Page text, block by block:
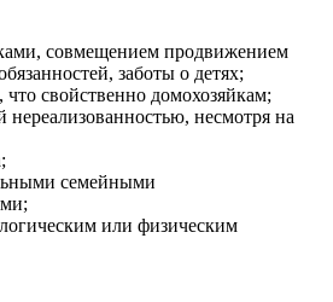
совмещением продвижением
заботы о детях;
что свойственно домохозяйкам;
нереализованностью, несмотря на
семейными
или физическим